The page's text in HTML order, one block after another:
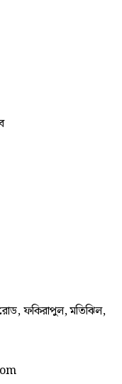
রোড, ফকিরাপুল, মতিঝিল,